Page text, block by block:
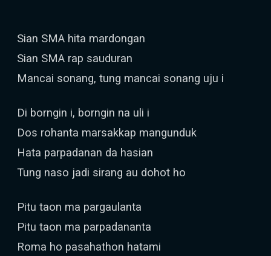
Sian SMA hita mardongan
Sian SMA rap sauduran
Mancai sonang, tung mancai sonang uju i
Di borngin i, borngin na uli i
Dos rohanta marsakkap mangunduk
Hata parpadanan da hasian
Tung naso jadi sirang au dohot ho
Pitu taon ma pargaulanta
Pitu taon ma parpadananta
Roma ho pasahathon hatami